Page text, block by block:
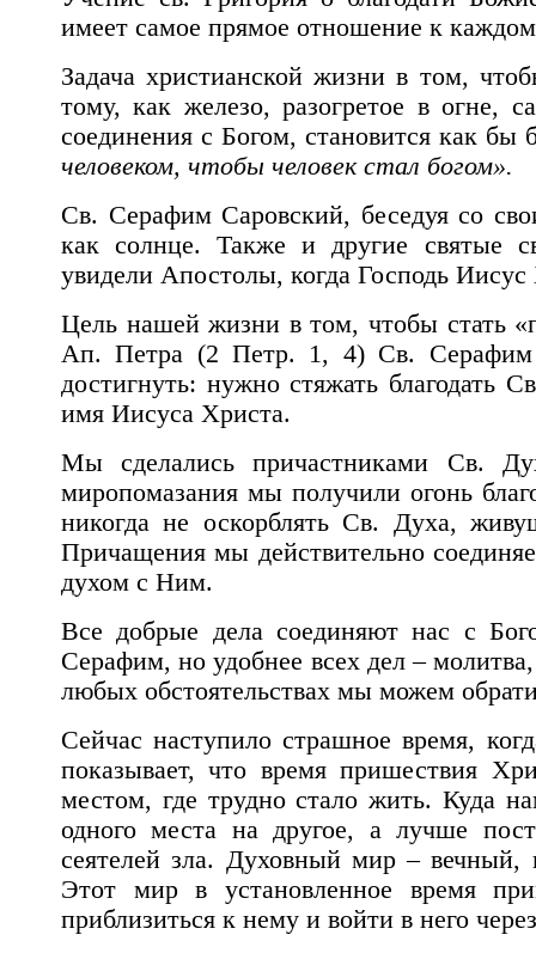
имеет самое прямое отношение к
Задача христианской жизни в том,
тому, как железо, разогретое в огне,
соединения с Богом, становится как бы
человеком, чтобы человек стал богом».
Св. Серафим Саровский, беседуя со
как солнце. Также и другие святые
увидели Апостолы, когда Господь
Цель нашей жизни в том, чтобы стать
Ап. Петра (2 Петр. 1, 4) Св. Серафим
достигнуть: нужно стяжать благодать
имя Иисуса Христа.
Мы сделались причастниками Св.
миропомазания мы получили огонь
никогда не оскорблять Св. Духа,
Причащения мы действительно
духом с Ним.
Все добрые дела соединяют нас с
Серафим, но удобнее всех дел –
любых обстоятельствах мы можем
Сейчас наступило страшное время,
показывает, что время пришествия
местом, где трудно стало жить. Куда
одного места на другое, а лучше
сеятелей зла. Духовный мир –
Этот мир в установленное время
приблизиться к нему и войти в него